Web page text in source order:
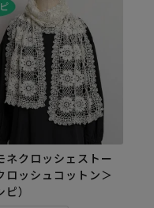
ネクロッシェストー
ロッシュコットン＞
ピ）